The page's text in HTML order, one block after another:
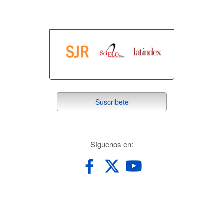
suscribete
Suscribete
Síguenos en: